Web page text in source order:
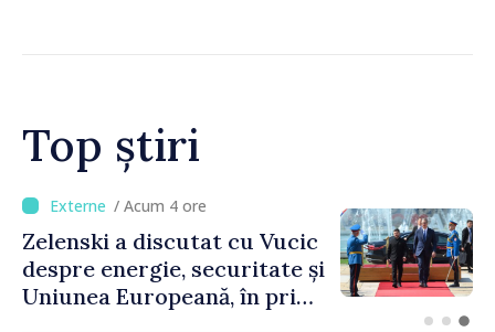
Top știri
/ Acum 41 minute
Bulgaria: Ambasadoarea
Ucrainei, convocată la
Ministerul de Externe în